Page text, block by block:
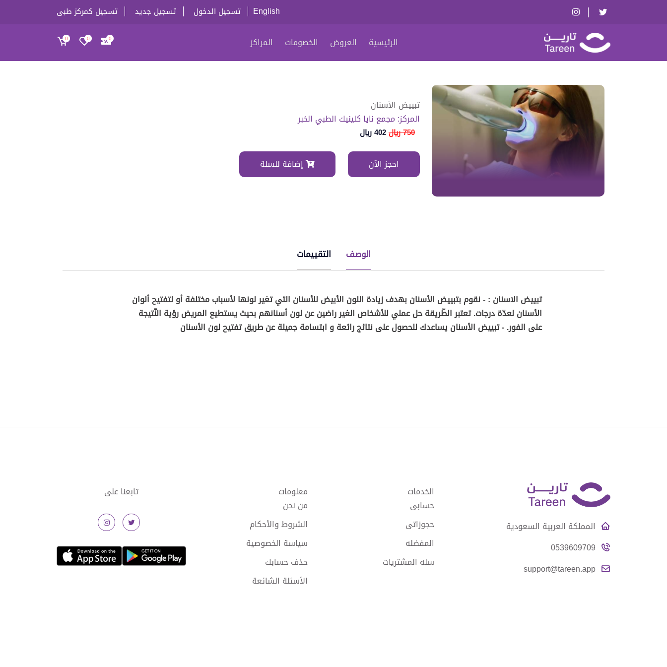
English تسجيل الدخول تسجيل جديد تسجيل كمركز طبى
الرئيسية العروض الخصومات المراكز 0
0
0
تبييض الأسنان
المركز: مجمع نايا كلينيك الطبي الخبر
750 ريال 402 ريال
احجز الآن إضافة للسلة
الوصف التقييمات
تبييض الاسنان : - نقوم بتبييض الأسنان بهدف زيادة اللون الأبيض للأسنان التي تغير لونها لأسباب مختلفة أو لتفتيح ألوان
الأسنان لعدّة درجات. تعتبر الطّريقة حل عملي للأشخاص الغير راضين عن لون أسنانهم بحيث يستطيع المريض رؤية النّتيجة
على الفور. - تبييض الأسنان يساعدك للحصول على نتائج رائعة و ابتسامة جميلة عن طريق تفتيح لون الأسنان
المملكة العربية السعودية
0539609709
support@tareen.app
الخدمات
حسابى
حجوزاتى
المفضله
سله المشتريات
معلومات
من نحن
الشروط والأحكام
سياسة الخصوصية
حذف حسابك
الأسئلة الشائعة
تابعنا على